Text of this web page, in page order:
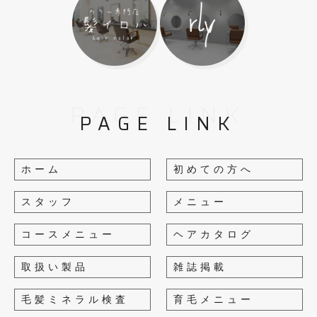
PAGE LINK
PAGE LINK
ホーム 初めての方へ
スタッフ メニュー
コースメニュー ヘアカタログ
取扱い製品 雑誌掲載
毛髪ミネラル検査 育毛メニュー